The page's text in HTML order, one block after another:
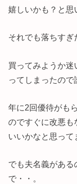
嬉しいかも？と思
それでも落ちすぎ
買ってみようか
ってしまったので
年に2回優待がも
のですぐに改悪
いいかなと思って
でも夫名義がある
で・・。